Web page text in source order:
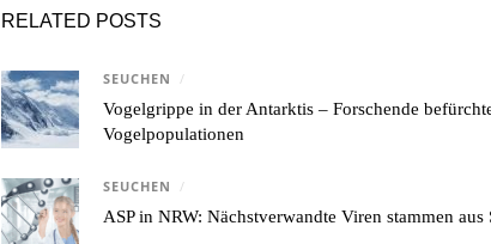
RELATED POSTS
SEUCHEN /
Vogelgrippe in der Antarktis – Forschende
Vogelpopulationen
SEUCHEN /
ASP in NRW: Nächstverwandte Viren stammen aus